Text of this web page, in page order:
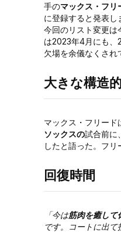
手のマックス・フリ
に登録すると発表し
今回のリスト変更は
は2023年4月にも、
欠場を余儀なくされ
大きな構造
マックス・フリー
ソックスの試合前に
したと語った。フリ
回復時間
「今は筋肉を癒して
です。コートに出て